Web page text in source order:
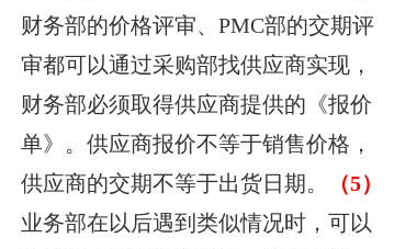
财务部的价格评审、PMC部的交期评
审都可以通过采购部找供应商实现，
财务部必须取得供应商提供的《报价
单》。供应商报价不等于销售价格，
供应商的交期不等于出货日期。
（5）
业务部在以后遇到类似情况时，可以